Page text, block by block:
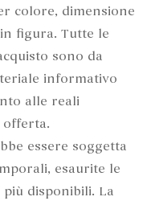
colore, dimensione
figura. Tutte le
sono da
informativo
alle reali
offerta.
essere soggetta
esaurite le
disponibili. La